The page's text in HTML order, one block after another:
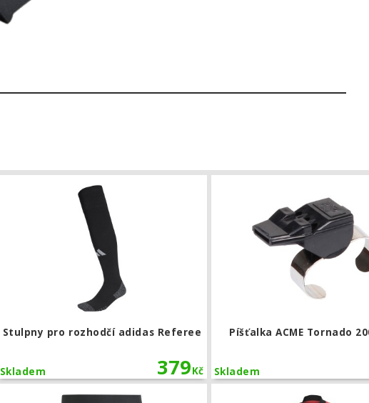
Stulpny pro rozhodčí adidas Referee
379Kč
Skladem
Píšťalka ACME Tornado
Skladem